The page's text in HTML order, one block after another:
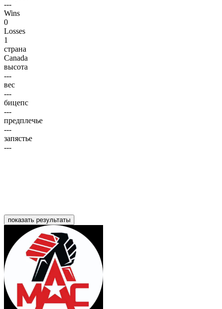
---
Wins
0
Losses
1
страна
Canada
высота
---
вес
---
бицепс
---
предплечье
---
запястье
---
показать результаты